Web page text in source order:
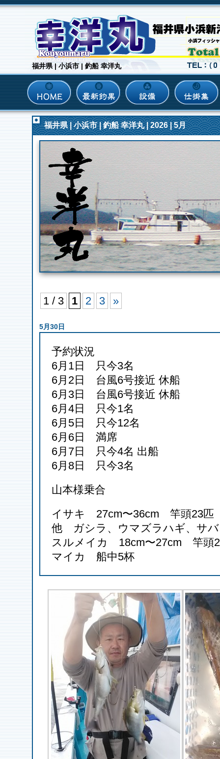
福井県 | 小浜市 | 釣船 幸洋丸
福井県 | 小浜市 | 釣船 幸洋丸 | 2026 | 5月
1 / 3 1 2 3 »
5月30日
予約状況
6月1日 只今3名
6月2日 台風6号接近 休船
6月3日 台風6号接近 休船
6月4日 只今1名
6月5日 只今12名
6月6日 満席
6月7日 只今4名 出船
6月8日 只今3名
山本様乗合
イサキ 27cm〜36cm 竿頭23匹
他 ガシラ、ウマズラハギ、サ
スルメイカ 18cm〜27cm 竿頭
マイカ 船中5杯